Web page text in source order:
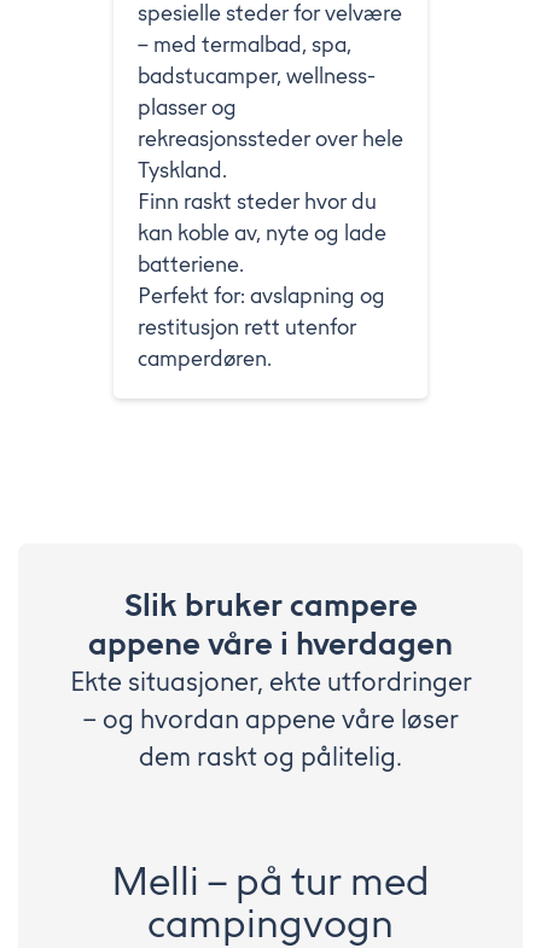
spesielle steder for velvære
– med termalbad, spa,
badstucamper, wellness-
plasser og
rekreasjonssteder over hele
Tyskland.
Finn raskt steder hvor du
kan koble av, nyte og lade
batteriene.
Perfekt for: avslapning og
restitusjon rett utenfor
camperdøren.
Slik bruker campere
appene våre i hverdagen
Ekte situasjoner, ekte utfordringer
– og hvordan appene våre løser
dem raskt og pålitelig.
Melli – på tur med
campingvogn